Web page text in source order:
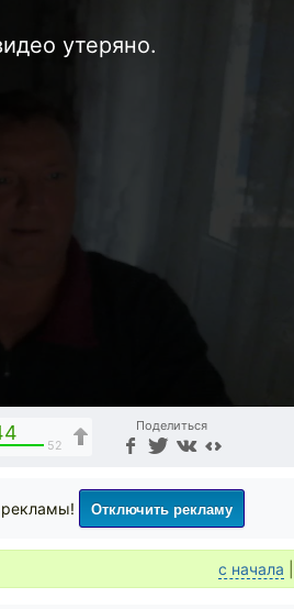
утеряно.
52
Поделиться
Отключить рекламу
с начала